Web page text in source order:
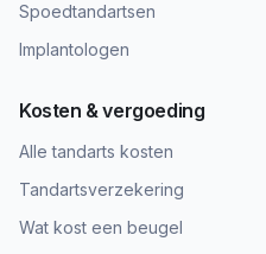
Spoedtandartsen
Implantologen
Kosten & vergoeding
Alle tandarts kosten
Tandartsverzekering
Wat kost een beugel